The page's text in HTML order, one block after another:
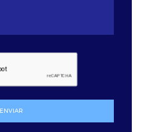
ENVIAR